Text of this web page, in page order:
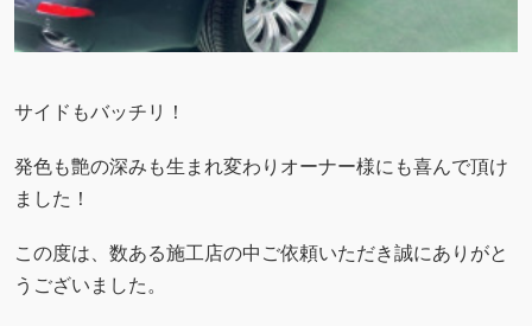
サイドもバッチリ！
発色も艶の深みも生まれ変わりオーナー様にも喜んで頂け
ました！
この度は、数ある施工店の中ご依頼いただき誠にありがと
うございました。